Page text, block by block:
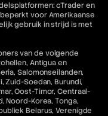
cTrader en
voor Amerikaanse
gebruik in strijd is met
van de volgende
Antigua en
Salomonseilanden,
Zuid-Soedan, Burundi,
Oost-Timor, Centraal-
Noord-Korea, Tonga,
Belarus, Verenigde